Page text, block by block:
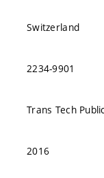
Switzerland
2234-9901
Trans Tech
2016